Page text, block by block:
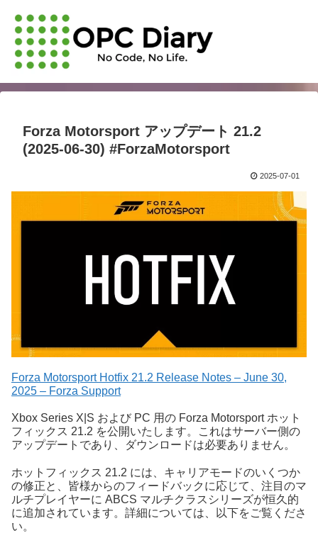
Forza Motorsport アップデート 21.2
(2025-06-30) #ForzaMotorsport
2025-07-01
Forza Motorsport Hotfix 21.2 Release Notes – June 30,
2025 – Forza Support
Xbox Series X|S および PC 用の Forza Motorsport ホット
フィックス 21.2 を公開いたします。これはサーバー側の
アップデートであり、ダウンロードは必要ありません。
ホットフィックス 21.2 には、キャリアモードのいくつか
の修正と、皆様からのフィードバックに応じて、注目のマ
ルチプレイヤーに ABCS マルチクラスシリーズが恒久的
に追加されています。詳細については、以下をご覧くださ
い。